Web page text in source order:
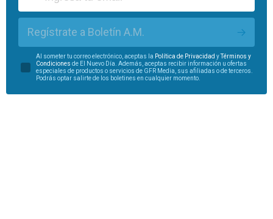
Regístrate a Boletín A.M.
Al someter tu correo electrónico, aceptas la Política de Privacidad yTérminos y
Condiciones de El Nuevo Día. Además, aceptas recibir información u ofertas
especiales de productos o servicios de GFR Media, sus afiliadas o de terceros.
Podrás optar salirte de los boletines en cualquier momento.